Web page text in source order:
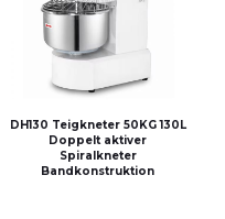
DH130 Teigkneter 50KG 130L
Doppelt aktiver
Spiralkneter
Bandkonstruktion